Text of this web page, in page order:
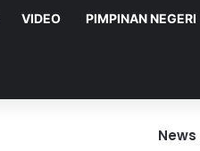
VIDEO PIMPINAN NEGERI